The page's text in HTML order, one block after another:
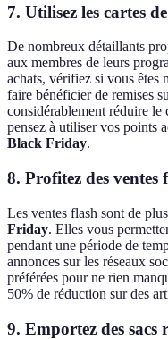
7. Utilisez les cartes
De nombreux détaillants
aux membres de leurs
achats, vérifiez si vous êtes
faire bénéficier de remises
considérablement réduire
pensez à utiliser vos points
Black Friday.
8. Profitez des ventes
Les ventes flash sont de
Friday. Elles vous
pendant une période de
annonces sur les réseaux
préférées pour ne rien
50% de réduction sur des
9. Emportez des sacs